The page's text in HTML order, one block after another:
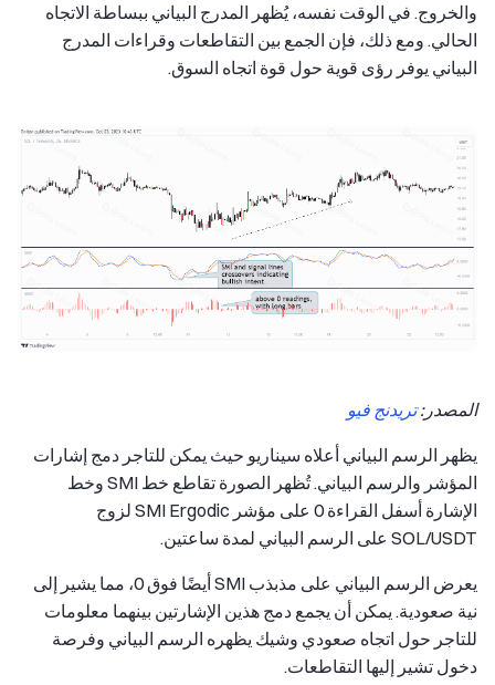
والخروج. في الوقت نفسه، يُظهر المدرج البياني ببساطة الاتجاه
الحالي. ومع ذلك، فإن الجمع بين التقاطعات وقراءات المدرج
البياني يوفر رؤى قوية حول قوة اتجاه السوق.
المصدر:تريدنج فيو
يظهر الرسم البياني أعلاه سيناريو حيث يمكن للتاجر دمج إشارات
المؤشر والرسم البياني. تُظهر الصورة تقاطع خط SMI وخط
الإشارة أسفل القراءة 0 على مؤشر SMI Ergodic لزوج
SOL/USDT على الرسم البياني لمدة ساعتين.
يعرض الرسم البياني على مذبذب SMI أيضًا فوق 0، مما يشير إلى
نية صعودية. يمكن أن يجمع دمج هذين الإشارتين بينهما معلومات
للتاجر حول اتجاه صعودي وشيك يظهره الرسم البياني وفرصة
دخول تشير إليها التقاطعات.